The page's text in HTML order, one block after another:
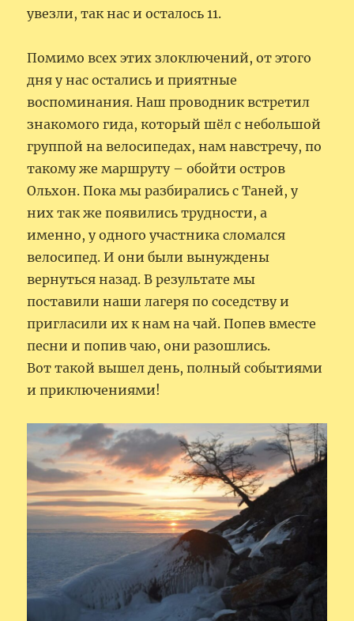
увезли, так нас и осталось 11.
Помимо всех этих злоключений, от этого
дня у нас остались и приятные
воспоминания. Наш проводник встретил
знакомого гида, который шёл с небольшой
группой на велосипедах, нам навстречу, по
такому же маршруту – обойти остров
Ольхон. Пока мы разбирались с Таней, у
них так же появились трудности, а
именно, у одного участника сломался
велосипед. И они были вынуждены
вернуться назад. В результате мы
поставили наши лагеря по соседству и
пригласили их к нам на чай. Попев вместе
песни и попив чаю, они разошлись.
Вот такой вышел день, полный событиями
и приключениями!